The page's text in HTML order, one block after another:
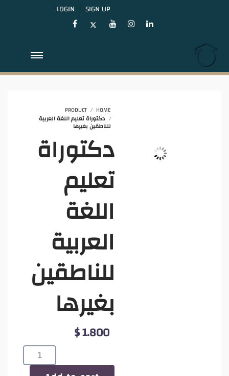
LOGIN SIGN UP
HOME
PRODUCT
دكتوراة تعليم اللغة العربية
للناطقين بغيرها
دكتوراة
تعليم
اللغة
العربية
للناطقين
بغيرها
$1.800
دكتوراة
تعليم